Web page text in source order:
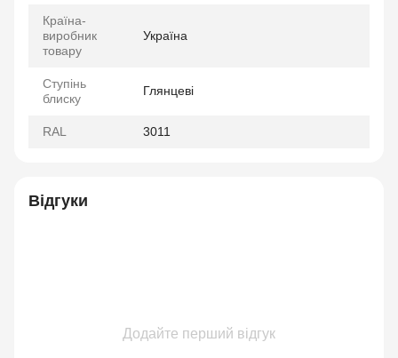
Країна-
виробник
товару
Україна
Ступінь
блиску
Глянцеві
RAL 3011
Відгуки
Додайте перший відгук